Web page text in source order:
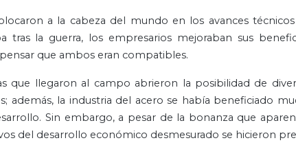
a la cabeza del mundo en los avances
tras la guerra, los empresarios mejoraban sus
que ambos eran compatibles.
que llegaron al campo abrieron la posibilidad de
además, la industria del acero se había beneficiado
Sin embargo, a pesar de la bonanza que
del desarrollo económico desmesurado se hicieron